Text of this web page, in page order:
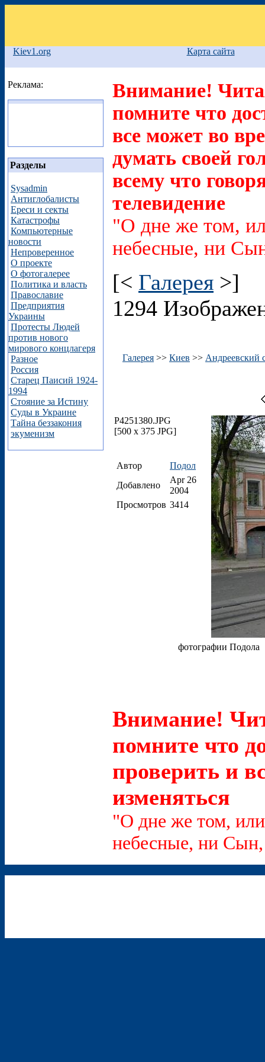
Kiev1.org Карта сайта
Реклама:
Разделы
Sysadmin
Антиглобалисты
Ереси и секты
Катастрофы
Компьютерные
новости
Непроверенное
О проекте
О фотогалерее
Политика и власть
Православие
Предприятия
Украины
Протесты Людей
против нового
мирового концлагеря
Разное
Россия
Старец Паисий 1924-
1994
Стояние за Истину
Суды в Украине
Тайна беззакония
экуменизм
Внимание!
помните что
все может во
думать своей
всему что
телевидение
"О дне же том,
небесные, ни
[< Галерея >]
1294
Галерея >> Киев >> Андреевский
P4251380.JPG
[500 x 375 JPG]
Автор
Подол
Добавлено
Apr 26
2004
Просмотров 3414
фотографии Подола
Внимание!
помните что
проверить и
изменяться
"О дне же том,
небесные, ни